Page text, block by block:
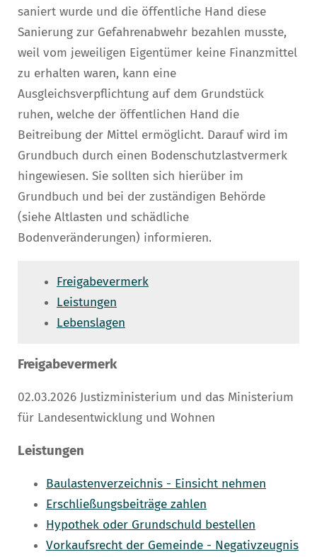
saniert wurde und die öffentliche Hand diese
Sanierung zur Gefahrenabwehr bezahlen musste,
weil vom jeweiligen Eigentümer keine Finanzmittel
zu erhalten waren, kann eine
Ausgleichsverpflichtung auf dem Grundstück
ruhen, welche der öffentlichen Hand die
Beitreibung der Mittel ermöglicht. Darauf wird im
Grundbuch durch einen Bodenschutzlastvermerk
hingewiesen. Sie sollten sich hierüber im
Grundbuch und bei der zuständigen Behörde
(siehe Altlasten und schädliche
Bodenveränderungen) informieren.
Freigabevermerk
Leistungen
Lebenslagen
Freigabevermerk
02.03.2026 Justizministerium und das Ministerium
für Landesentwicklung und Wohnen
Leistungen
Baulastenverzeichnis - Einsicht nehmen
Erschließungsbeiträge zahlen
Hypothek oder Grundschuld bestellen
Vorkaufsrecht der Gemeinde - Negativzeugnis